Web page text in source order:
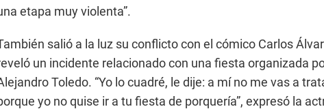
etapa muy violenta”.
salió a la luz su conflicto con el cómico Carlos
un incidente relacionado con una fiesta organizada
Toledo. “Yo lo cuadré, le dije: a mí no me vas a
yo no quise ir a tu fiesta de porquería”, expresó la